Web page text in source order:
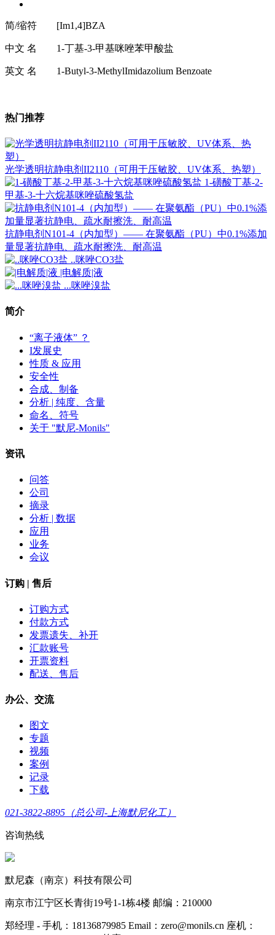
简/缩符 [Im1,4]BZA
中文 名 1-丁基-3-甲基咪唑苯甲酸盐
英文 名 1-Butyl-3-MethylImidazolium Benzoate
热门推荐
光学透明抗静电剂II2110（可用于压敏胶、UV体系、热塑）
1-磺酸丁基-2-
甲基-3-十六烷基咪唑硫酸氢盐
抗静电剂N101-4（内加型）—— 在聚氨酯（PU）中0.1%添加
量显著抗静电、疏水耐擦洗、耐高温
..咪唑CO3盐
|电解质|液
...咪唑溴盐
简介
“离子液体” ？
I发展史
性质 & 应用
安全性
合成、制备
分析 | 纯度、含量
命名、符号
关于 "默尼-Monils"
资讯
问答
公司
摘录
分析 | 数据
应用
业务
会议
订购 | 售后
订购方式
付款方式
发票遗失、补开
汇款账号
开票资料
配送、售后
办公、交流
图文
专题
视频
案例
记录
下载
021-3822-8895（总公司-上海默尼化工）
咨询热线
默尼森（南京）科技有限公司
南京市江宁区长青街19号1-1栋4楼 邮编：210000
郑经理 - 手机：18136879985 Email：zero@monils.cn 座机：